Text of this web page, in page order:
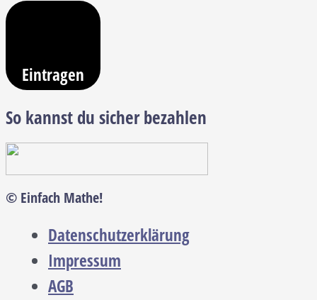
Eintragen
So kannst du sicher bezahlen
© Einfach Mathe!
Datenschutzerklärung
Impressum
AGB